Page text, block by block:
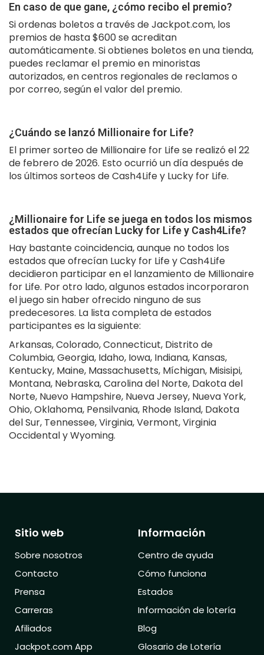
En caso de que gane, ¿cómo recibo el premio?
Si ordenas boletos a través de Jackpot.com, los
premios de hasta $600 se acreditan
automáticamente. Si obtienes boletos en una tienda,
puedes reclamar el premio en minoristas
autorizados, en centros regionales de reclamos o
por correo, según el valor del premio.
¿Cuándo se lanzó Millionaire for Life?
El primer sorteo de Millionaire for Life se realizó el 22
de febrero de 2026. Esto ocurrió un día después de
los últimos sorteos de Cash4Life y Lucky for Life.
¿Millionaire for Life se juega en todos los mismos
estados que ofrecían Lucky for Life y Cash4Life?
Hay bastante coincidencia, aunque no todos los
estados que ofrecían Lucky for Life y Cash4Life
decidieron participar en el lanzamiento de Millionaire
for Life. Por otro lado, algunos estados incorporaron
el juego sin haber ofrecido ninguno de sus
predecesores. La lista completa de estados
participantes es la siguiente:
Arkansas, Colorado, Connecticut, Distrito de
Columbia, Georgia, Idaho, Iowa, Indiana, Kansas,
Kentucky, Maine, Massachusetts, Míchigan, Misisipi,
Montana, Nebraska, Carolina del Norte, Dakota del
Norte, Nuevo Hampshire, Nueva Jersey, Nueva York,
Ohio, Oklahoma, Pensilvania, Rhode Island, Dakota
del Sur, Tennessee, Virginia, Vermont, Virginia
Occidental y Wyoming.
Sitio web
Sobre nosotros
Contacto
Prensa
Carreras
Afiliados
Jackpot.com App
Información
Centro de ayuda
Cómo funciona
Estados
Información de lotería
Blog
Glosario de Lotería